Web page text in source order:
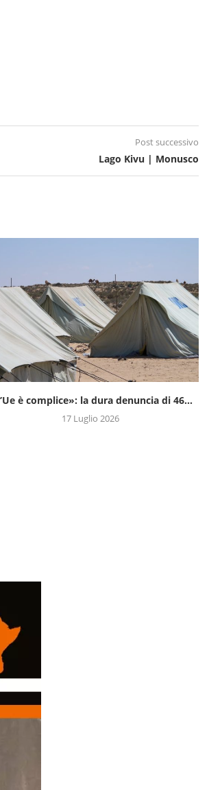
Post successivo
Lago Kivu | Monusco
è complice»: la dura denuncia di 46...
17 Luglio 2026